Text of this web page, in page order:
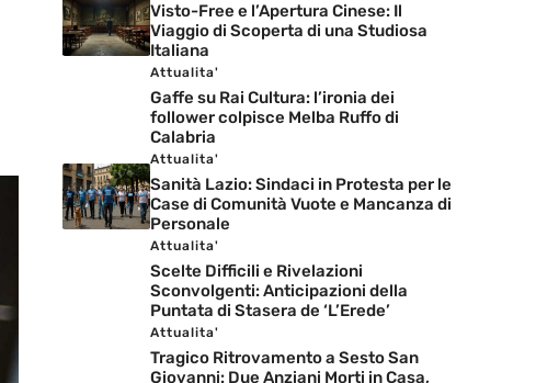
Visto-Free e l’Apertura Cinese: Il
Viaggio di Scoperta di una Studiosa
Italiana
Attualita'
Gaffe su Rai Cultura: l’ironia dei
follower colpisce Melba Ruffo di
Calabria
Attualita'
Sanità Lazio: Sindaci in Protesta per le
Case di Comunità Vuote e Mancanza di
Personale
Attualita'
Scelte Difficili e Rivelazioni
Sconvolgenti: Anticipazioni della
Puntata di Stasera de ‘L’Erede’
Attualita'
Tragico Ritrovamento a Sesto San
Giovanni: Due Anziani Morti in Casa,